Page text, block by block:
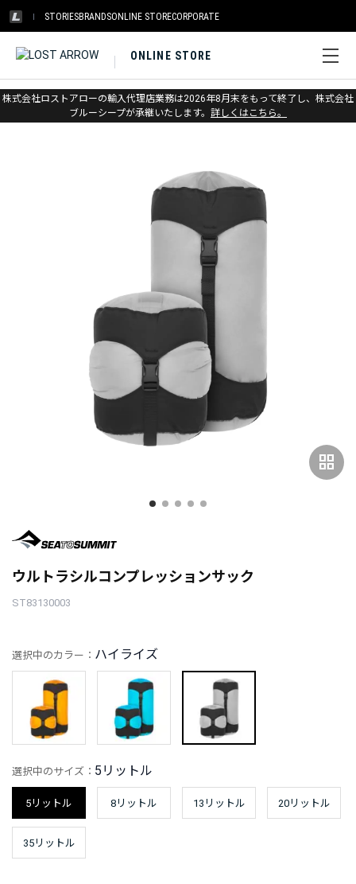
STORIESBRANDSONLINE STORECORPORATE
ONLINE STORE
株式会社ロストアローの輸入代理店業務は2026年8月末をもって終了し、株式会社
ブルーシープが承継いたします。 詳しくはこちら。
ホーム > シートゥサミット > パック＆ストレージ
grid_view
ウルトラシルコンプレッションサック
ST83130003
選択中のカラー： ハイライズ
選択中のサイズ： 5リットル
5リットル 8リットル 13リットル 20リットル
35リットル